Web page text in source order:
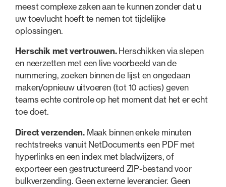
meest complexe zaken aan te kunnen zonder dat u
uw toevlucht hoeft te nemen tot tijdelijke
oplossingen.
Herschik met vertrouwen.Herschikken via slepen
en neerzetten met een live voorbeeld van de
nummering, zoeken binnen de lijst en ongedaan
maken/opnieuw uitvoeren (tot 10 acties) geven
teams echte controle op het moment dat het er echt
toe doet.
Direct verzenden. Maak binnen enkele minuten
rechtstreeks vanuit NetDocuments een PDF met
hyperlinks en een index met bladwijzers, of
exporteer een gestructureerd ZIP-bestand voor
bulkverzending. Geen externe leverancier. Geen